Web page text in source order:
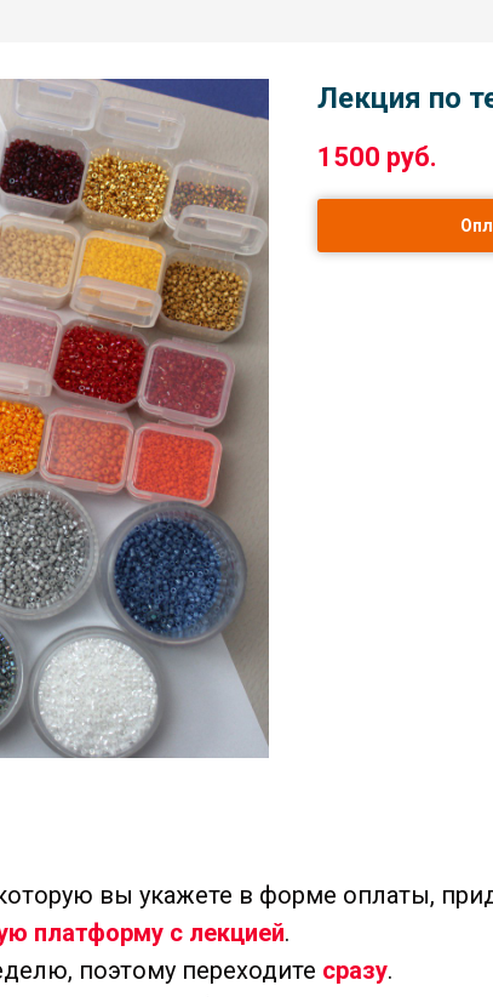
Лекция по
1500 руб.
вы укажете в форме оплаты,
платформу с лекцией.
поэтому переходите сразу.